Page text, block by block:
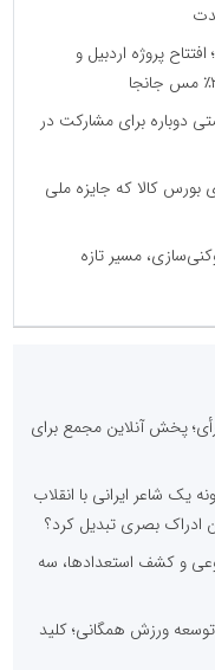
«ومعادن»؛ افتتاح پروژه اردبیل و
دوباره برای مشارکت در
کالا که جایزه ملی
مسیر تازه
کالبر در بوته رأی؛ پخش آنلاین مجمع برای
یک شاعر ایرانی با انقلاب
ادراک بصری تبدیل کرد؟
و کشف استعدادها، سه
توسعه ورزش همگانی؛ کلید